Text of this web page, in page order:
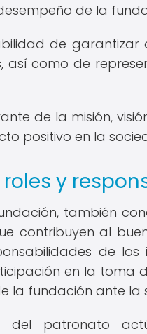
de la
de
así como de
de la misión,
positivo en la
y
también
contribuyen al
de
en la toma
la fundación ante la
del patronato